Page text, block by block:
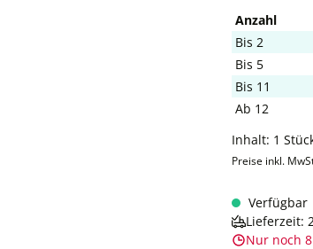
Anzahl
Bis 2
Bis 5
Bis 11
Ab 12
Inhalt: 1
Preise inkl.
Verfügbar
Lieferzeit:
Nur noch